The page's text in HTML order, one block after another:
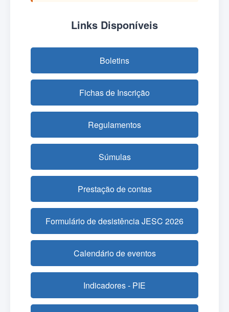
Links Disponíveis
Boletins
Fichas de Inscrição
Regulamentos
Súmulas
Prestação de contas
Formulário de desistência JESC 2026
Calendário de eventos
Indicadores - PIE